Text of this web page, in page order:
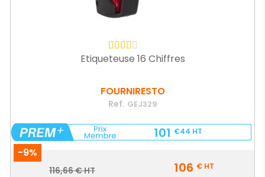
Etiqueteuse 16 Chiffres
FOURNIRESTO
Ref. GEJ329
101 €44 HT
-9%
Prix
Prix
116,66 € HT 106 € HT